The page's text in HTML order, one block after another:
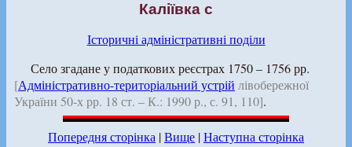
Каліївка с
Історичні адміністративні поділи
Село згадане у податкових реєстрах 1750 – 1756 рр.
[Адміністративно-територіальний устрій лівобережної
України 50-х рр. 18 ст. – К.: 1990 р., с. 91, 110].
Попередня сторінка |Вище |Наступна сторінка